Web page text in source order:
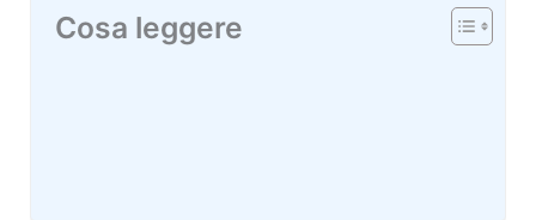
Cosa leggere